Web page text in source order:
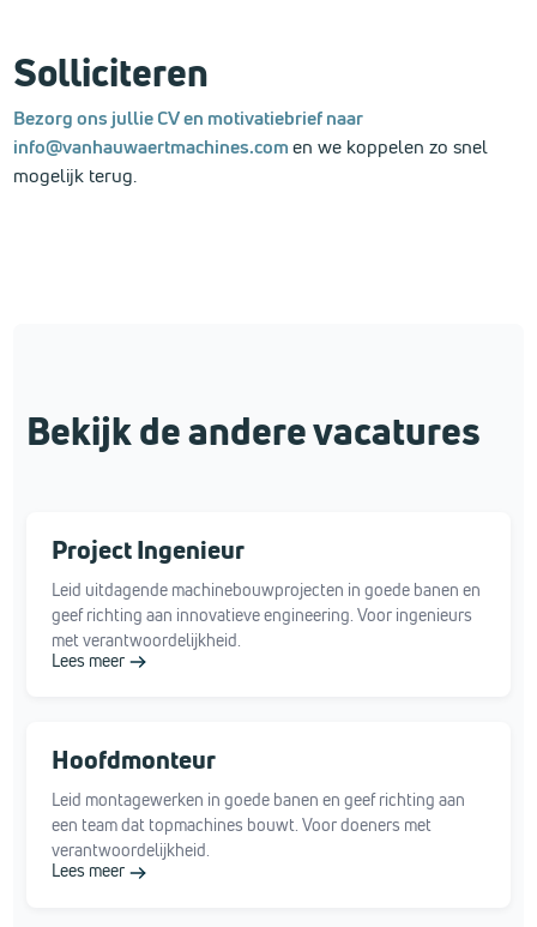
Solliciteren
Bezorg ons jullie CV en motivatiebrief naar
info@vanhauwaertmachines.comen we koppelen zo snel
mogelijk terug.
Bekijk de andere vacatures
Project Ingenieur
Leid uitdagende machinebouwprojecten in goede banen en
geef richting aan innovatieve engineering. Voor ingenieurs
met verantwoordelijkheid.
Lees meer
Hoofdmonteur
Leid montagewerken in goede banen en geef richting aan
een team dat topmachines bouwt. Voor doeners met
verantwoordelijkheid.
Lees meer